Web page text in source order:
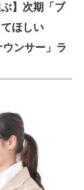
】次期「ブ
ほしい
ウンサー」ラ